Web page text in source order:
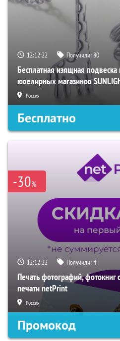
12:12:21 Получили:80
Бесплатная изящная
ювелирных магазинов
Россия
Бесплатно
-30%
12:12:21 Получили:4
Печать фотографий, фотокниг
печати netPrint
Россия
Промокод